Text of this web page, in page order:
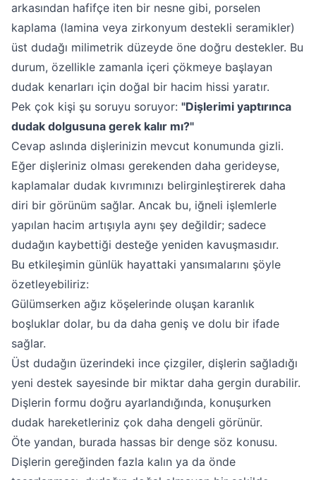
arkasından hafifçe iten bir nesne gibi, porselen
kaplama (lamina veya zirkonyum destekli seramikler)
üst dudağı milimetrik düzeyde öne doğru destekler. Bu
durum, özellikle zamanla içeri çökmeye başlayan
dudak kenarları için doğal bir hacim hissi yaratır.
Pek çok kişi şu soruyu soruyor: "Dişlerimi yaptırınca
dudak dolgusuna gerek kalır mı?"
Cevap aslında dişlerinizin mevcut konumunda gizli.
Eğer dişleriniz olması gerekenden daha gerideyse,
kaplamalar dudak kıvrımınızı belirginleştirerek daha
diri bir görünüm sağlar. Ancak bu, iğneli işlemlerle
yapılan hacim artışıyla aynı şey değildir; sadece
dudağın kaybettiği desteğe yeniden kavuşmasıdır.
Bu etkileşimin günlük hayattaki yansımalarını şöyle
özetleyebiliriz:
Gülümserken ağız köşelerinde oluşan karanlık
boşluklar dolar, bu da daha geniş ve dolu bir ifade
sağlar.
Üst dudağın üzerindeki ince çizgiler, dişlerin sağladığı
yeni destek sayesinde bir miktar daha gergin durabilir.
Dişlerin formu doğru ayarlandığında, konuşurken
dudak hareketleriniz çok daha dengeli görünür.
Öte yandan, burada hassas bir denge söz konusu.
Dişlerin gereğinden fazla kalın ya da önde